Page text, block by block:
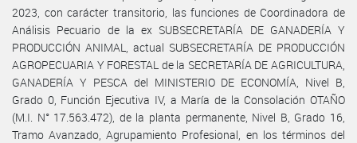
2023, con carácter transitorio, las funciones de Coordinadora de
Análisis Pecuario de la ex SUBSECRETARÍA DE GANADERÍA Y
PRODUCCIÓN ANIMAL, actual SUBSECRETARÍA DE PRODUCCIÓN
AGROPECUARIA Y FORESTAL de la SECRETARÍA DE AGRICULTURA,
GANADERÍA Y PESCA del MINISTERIO DE ECONOMÍA, Nivel B,
Grado 0, Función Ejecutiva IV, a María de la Consolación OTAÑO
(M.I. N° 17.563.472), de la planta permanente, Nivel B, Grado 16,
Tramo Avanzado, Agrupamiento Profesional, en los términos del